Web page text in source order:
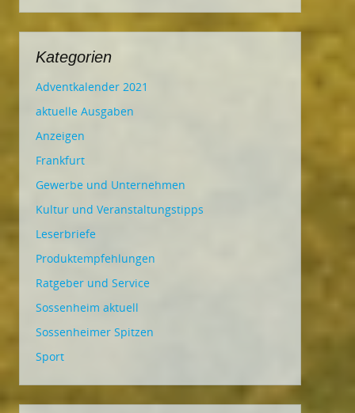
Kategorien
Adventkalender 2021
aktuelle Ausgaben
Anzeigen
Frankfurt
Gewerbe und Unternehmen
Kultur und Veranstaltungstipps
Leserbriefe
Produktempfehlungen
Ratgeber und Service
Sossenheim aktuell
Sossenheimer Spitzen
Sport